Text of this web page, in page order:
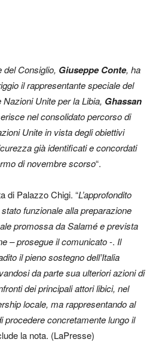
del Consiglio, Giuseppe Conte, ha
il rappresentante speciale del
Unite per la Libia, Ghassan
nel consolidato percorso di
Unite in vista degli obiettivi
già identificati e concordati
di novembre scorso“.
di Palazzo Chigi. “L’approfondito
funzionale alla preparazione
promossa da Salamé e prevista
– prosegue il comunicato-. Il
il pieno sostegno dell’Italia
da parte sua ulteriori azioni di
dei principali attori libici, nel
locale, ma rappresentando al
procedere concretamente lungo il
la nota. (LaPresse)